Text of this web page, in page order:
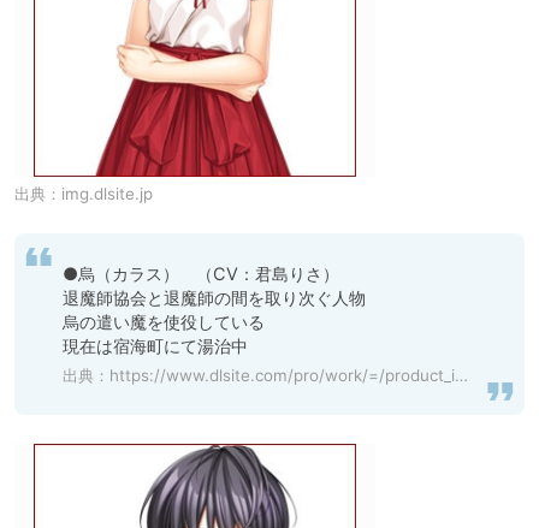
出典： img.dlsite.jp
●烏（カラス）　（CV：君島りさ）
退魔師協会と退魔師の間を取り次ぐ人物
烏の遣い魔を使役している
現在は宿海町にて湯治中
出典： https://www.dlsite.com/pro/work/=/product_id/VJ01002473.html